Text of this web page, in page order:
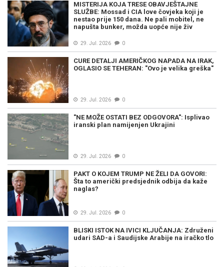
MISTERIJA KOJA TRESE OBAVJEŠTAJNE
SLUŽBE: Mossad i CIA love čovjeka koji je
nestao prije 150 dana. Ne pali mobitel, ne
napušta bunker, možda uopće nije živ
29. Jul. 2026 0
CURE DETALJI AMERIČKOG NAPADA NA IRAK,
OGLASIO SE TEHERAN: "Ovo je velika greška"
29. Jul. 2026 0
"NE MOŽE OSTATI BEZ ODGOVORA": Isplivao
iranski plan namijenjen Ukrajini
29. Jul. 2026 0
PAKT O KOJEM TRUMP NE ŽELI DA GOVORI:
Šta to američki predsjednik odbija da kaže
naglas?
29. Jul. 2026 0
BLISKI ISTOK NA IVICI KLJUČANJA: Združeni
udari SAD-a i Saudijske Arabije na iračko tlo